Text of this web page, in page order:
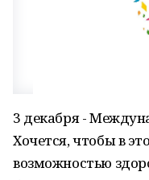
3 декабря -
Хочется, чтобы в
возможностью